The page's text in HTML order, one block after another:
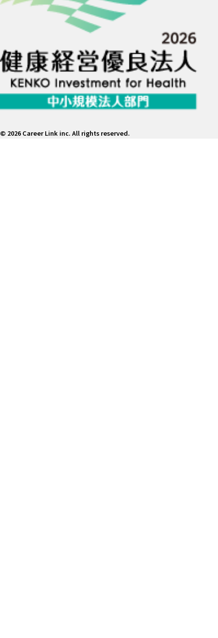
© 2026 Career Link inc. All rights reserved.